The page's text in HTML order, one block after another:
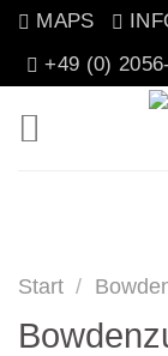
Zum
Inhalt
MAPS
+49 (0)
Start /